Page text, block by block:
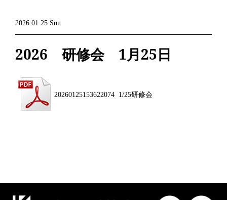
2026.01.25 Sun
2026 研修会 1月25日
20260125153622074 1/25研修会